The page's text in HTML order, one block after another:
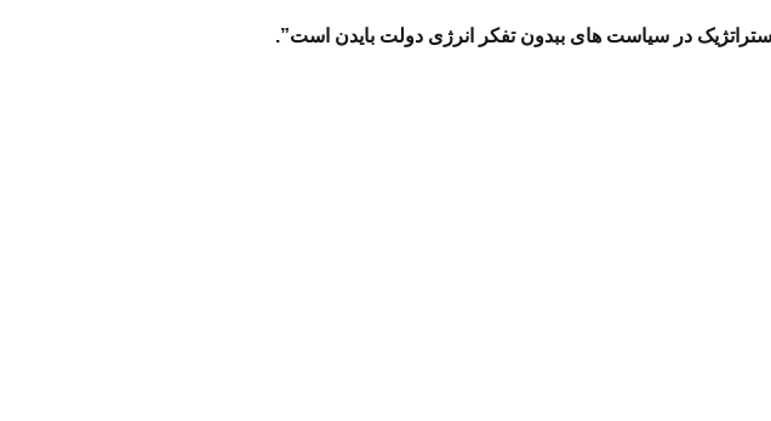
استراتژیک در سیاست های ببدون تفکر انرژی دولت بایدن است”.